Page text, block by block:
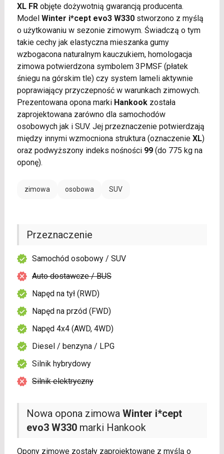
XL FRobjęte dożywotnią gwarancją producenta.
Model Winter i*cept evo3 W330stworzono z myślą
o użytkowaniu w sezonie zimowym. Świadczą o tym
takie cechy jak elastyczna mieszanka gumy
wzbogacona naturalnym kauczukiem, homologacja
zimowa potwierdzona symbolem 3PMSF (płatek
śniegu na górskim tle) czy system lameli aktywnie
poprawiający przyczepność w warunkach zimowych.
Prezentowana opona marki Hankookzostała
zaprojektowana zarówno dla samochodów
osobowych jak i SUV. Jej przeznaczenie potwierdzają
między innymi wzmocniona struktura (oznaczenie XL)
oraz podwyższony indeks nośności 99(do 775 kg na
oponę).
zimowa osobowa SUV
Nowa opona zimowa Winter i*cept
evo3 W330marki Hankook
Opony zimowe zostały zaprojektowane z myślą o
Przeznaczenie
Samochód osobowy / SUV
Auto dostawcze / BUS
Napęd na tył (RWD)
Napęd na przód (FWD)
Napęd 4x4 (AWD, 4WD)
Diesel / benzyna / LPG
Silnik hybrydowy
Silnik elektryczny